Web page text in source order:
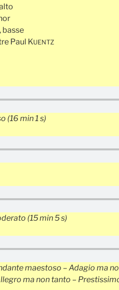
, basse
Paul KUENTZ
(16 min 1 s)
(15 min 5 s)
maestoso – Adagio ma
ma non tanto –